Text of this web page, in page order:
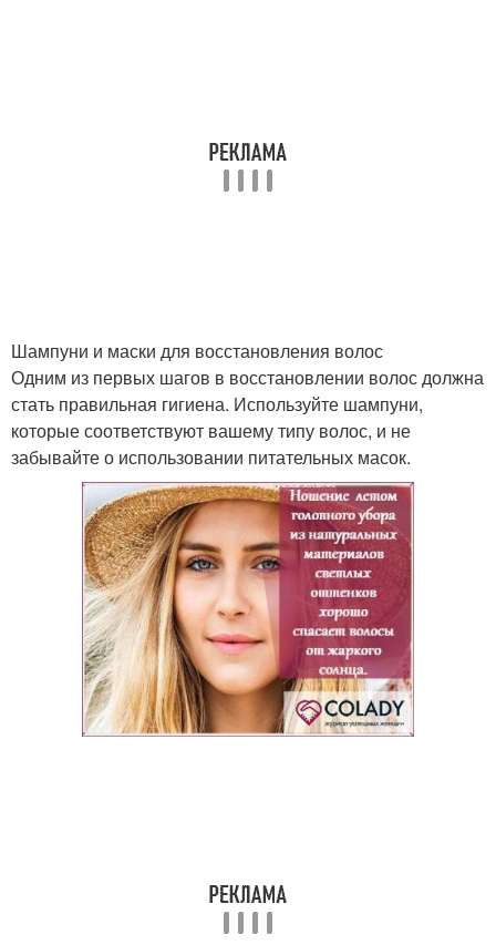
Шампуни и маски для восстановления волос
Одним из первых шагов в восстановлении волос должна
стать правильная гигиена. Используйте шампуни,
которые соответствуют вашему типу волос, и не
забывайте о использовании питательных масок.